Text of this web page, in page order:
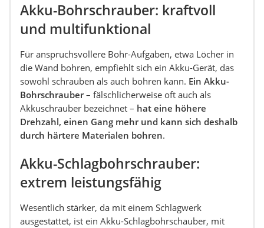
Akku-Bohrschrauber: kraftvoll
und multifunktional
Für anspruchsvollere Bohr-Aufgaben, etwa Löcher in
die Wand bohren, empfiehlt sich ein Akku-Gerät, das
sowohl schrauben als auch bohren kann. Ein Akku-
Bohrschrauber– fälschlicherweise oft auch als
Akkuschrauber bezeichnet – hat eine höhere
Drehzahl, einen Gang mehr und kann sich deshalb
durch härtere Materialen bohren.
Akku-Schlagbohrschrauber:
extrem leistungsfähig
Wesentlich stärker, da mit einem Schlagwerk
ausgestattet, ist ein Akku-Schlagbohrschauber, mit